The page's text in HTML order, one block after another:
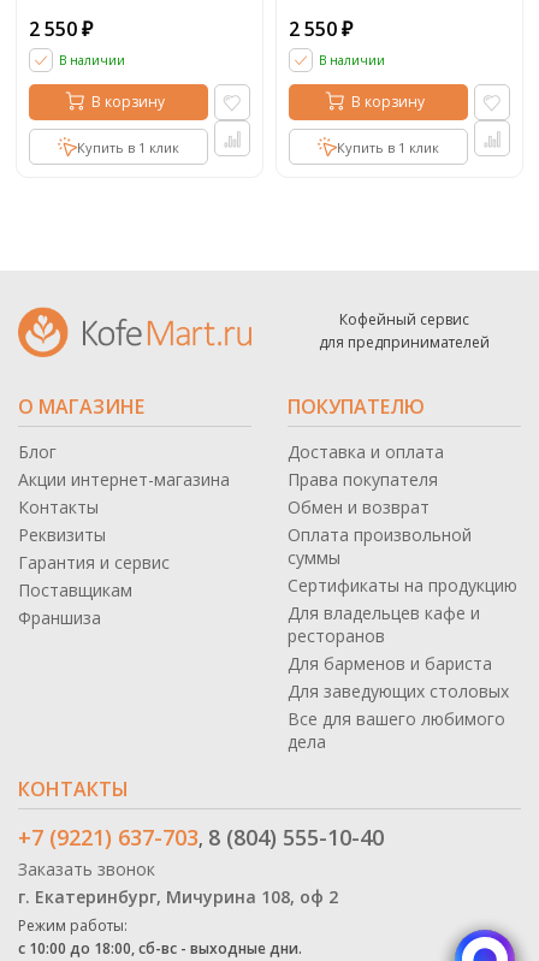
2 550 ₽
В наличии
В корзину
Купить в 1 клик
2 550 ₽
В наличии
В корзину
Купить в 1 клик
Кофейный сервис
для предпринимателей
О МАГАЗИНЕ
Блог
Акции интернет-магазина
Контакты
Реквизиты
Гарантия и сервис
Поставщикам
Франшиза
ПОКУПАТЕЛЮ
Доставка и оплата
Права покупателя
Обмен и возврат
Оплата произвольной
суммы
Сертификаты на продукцию
Для владельцев кафе и
ресторанов
Для барменов и бариста
Для заведующих столовых
Все для вашего любимого
дела
КОНТАКТЫ
+7 (9221) 637-703, 8 (804) 555-10-40
Заказать звонок
г. Екатеринбург, Мичурина 108, оф 2
Режим работы:
с 10:00 до 18:00, сб-вс - выходные дни.